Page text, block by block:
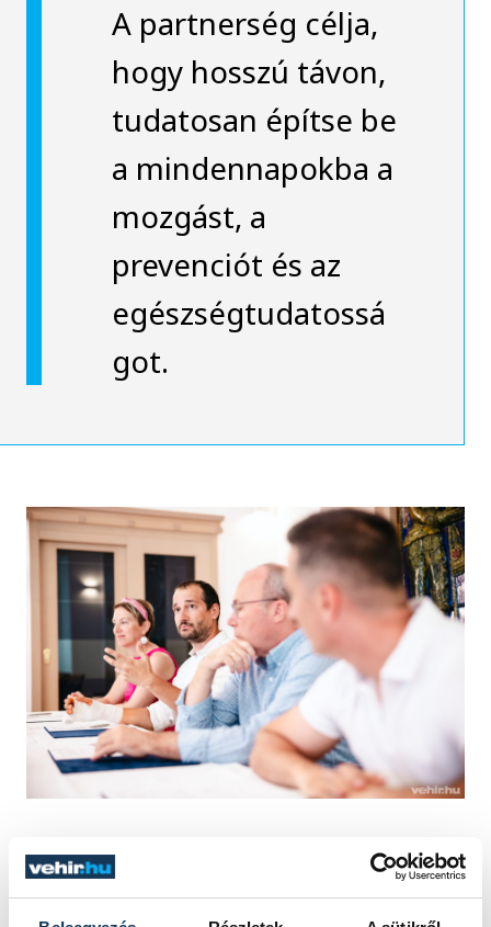
A partnerség célja,
hogy hosszú távon,
tudatosan építse be
a mindennapokba a
mozgást, a
prevenciót és az
egészségtudatossá
got.
Ebben a folyamatban az Aktív
Magyarország szakmai támogatása,